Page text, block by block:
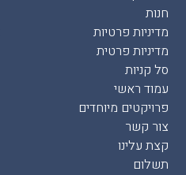
חנות
מדיניות פרטיות
מדיניות פרטית
סל קניות
עמוד ראשי
פרויקטים מיוחדים
צור קשר
קצת עלינו
תשלום